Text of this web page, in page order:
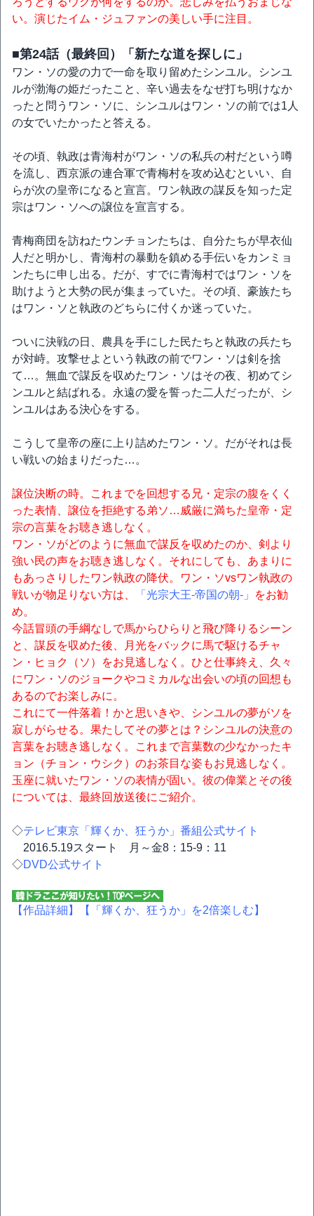
い。演じたイム・ジュファンの美しい手に注目。
■第24話（最終回）「新たな道を探しに」
ワン・ソの愛の力で一命を取り留めたシンユル。シンユ
ルが渤海の姫だったこと、辛い過去をなぜ打ち明けなか
ったと問うワン・ソに、シンユルはワン・ソの前では1人
の女でいたかったと答える。
その頃、執政は青海村がワン・ソの私兵の村だという噂
を流し、西京派の連合軍で青梅村を攻め込むといい、自
らが次の皇帝になると宣言。ワン執政の謀反を知った定
宗はワン・ソへの譲位を宣言する。
青梅商団を訪ねたウンチョンたちは、自分たちが早衣仙
人だと明かし、青海村の暴動を鎮める手伝いをカンミョ
ンたちに申し出る。だが、すでに青海村ではワン・ソを
助けようと大勢の民が集まっていた。その頃、豪族たち
はワン・ソと執政のどちらに付くか迷っていた。
ついに決戦の日、農具を手にした民たちと執政の兵たち
が対峙。攻撃せよという執政の前でワン・ソは剣を捨
て…。無血で謀反を収めたワン・ソはその夜、初めてシ
ンユルと結ばれる。永遠の愛を誓った二人だったが、シ
ンユルはある決心をする。
こうして皇帝の座に上り詰めたワン・ソ。だがそれは長
い戦いの始まりだった…。
譲位決断の時。これまでを回想する兄・定宗の腹をくく
った表情、譲位を拒絶する弟ソ…威厳に満ちた皇帝・定
宗の言葉をお聴き逃しなく。
ワン・ソがどのように無血で謀反を収めたのか、剣より
強い民の声をお聴き逃しなく。それにしても、あまりに
もあっさりしたワン執政の降伏。ワン・ソvsワン執政の
戦いが物足りない方は、
「光宗大王-帝国の朝-」
をお勧
め。
今話冒頭の手綱なしで馬からひらりと飛び降りるシーン
と、謀反を収めた後、月光をバックに馬で駆けるチャ
ン・ヒョク（ソ）をお見逃しなく。ひと仕事終え、久々
にワン・ソのジョークやコミカルな出会いの頃の回想も
あるのでお楽しみに。
これにて一件落着！かと思いきや、シンユルの夢がソを
寂しがらせる。果たしてその夢とは？シンユルの決意の
言葉をお聴き逃しなく。これまで言葉数の少なかったキ
ョン（チョン・ウシク）のお茶目な姿もお見逃しなく。
玉座に就いたワン・ソの表情が固い。彼の偉業とその後
については、最終回放送後にご紹介。
◇テレビ東京「輝くか、狂うか」番組公式サイト
2016.5.19スタート 月～金8：15-9：11
◇DVD公式サイト
【作品詳細】 【「輝くか、狂うか」を2倍楽しむ】